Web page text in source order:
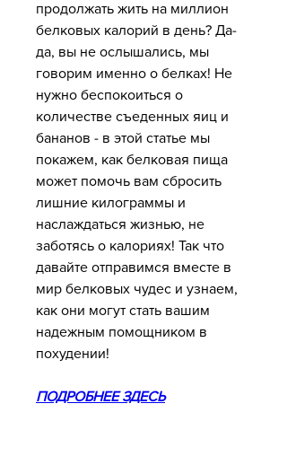
продолжать жить на миллион
белковых калорий в день? Да-
да, вы не ослышались, мы
говорим именно о белках! Не
нужно беспокоиться о
количестве съеденных яиц и
бананов - в этой статье мы
покажем, как белковая пища
может помочь вам сбросить
лишние килограммы и
наслаждаться жизнью, не
заботясь о калориях! Так что
давайте отправимся вместе в
мир белковых чудес и узнаем,
как они могут стать вашим
надежным помощником в
похудении!
ПОДРОБНЕЕ ЗДЕСЬ